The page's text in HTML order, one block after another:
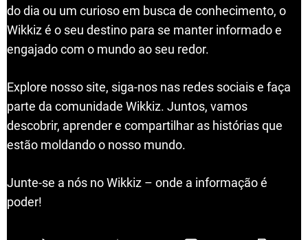
do dia ou um curioso em busca de conhecimento, o
Wikkiz é o seu destino para se manter informado e
engajado com o mundo ao seu redor.
Explore nosso site, siga-nos nas redes sociais e faça
parte da comunidade Wikkiz. Juntos, vamos
descobrir, aprender e compartilhar as histórias que
estão moldando o nosso mundo.
Junte-se a nós no Wikkiz – onde a informação é
poder!